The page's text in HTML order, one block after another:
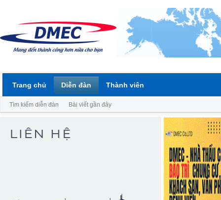
Trang chủ Diễn đàn
Tìm kiếm diễn đàn Bài viết gần đây
Thành viên